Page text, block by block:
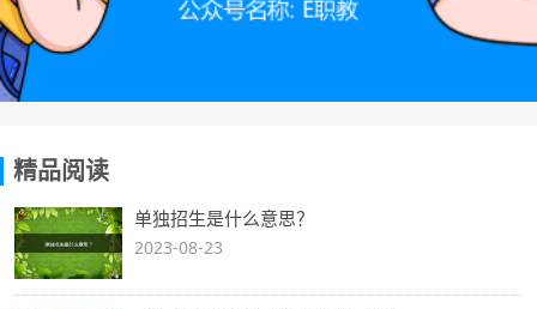
精品阅读
单独招生是什么意思？
2023-08-23